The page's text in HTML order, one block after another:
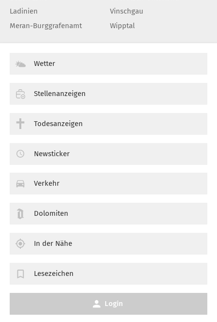
Ladinien
Meran-Burggrafenamt
Vinschgau
Wipptal
Wetter
Stellenanzeigen
Todesanzeigen
Newsticker
Verkehr
Dolomiten
In der Nähe
Lesezeichen
Login